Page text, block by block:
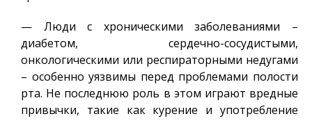
— Люди с хроническими заболеваниями –
диабетом, сердечно-сосудистыми,
онкологическими или респираторными недугами
– особенно уязвимы перед проблемами полости
рта. Не последнюю роль в этом играют вредные
привычки, такие как курение и употребление